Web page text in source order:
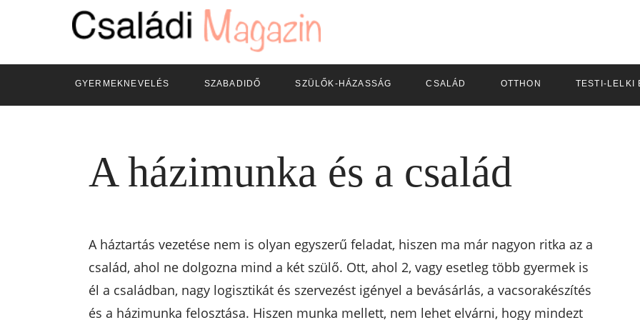
GYERMEKNEVELÉS SZABADIDŐ SZÜLŐK-HÁZASSÁG CSALÁD OTTHON TESTI-LELKI
A házimunka és a család
A háztartás vezetése nem is olyan egyszerű feladat, hiszen ma már nagyon ritka az a
család, ahol ne dolgozna mind a két szülő. Ott, ahol 2, vagy esetleg több gyermek is
él a családban, nagy logisztikát és szervezést igényel a bevásárlás, a vacsorakészítés
és a házimunka felosztása. Hiszen munka mellett, nem lehet elvárni, hogy mindezt